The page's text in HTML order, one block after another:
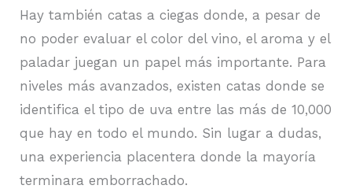
Hay también catas a ciegas donde, a pesar de
no poder evaluar el color del vino, el aroma y el
paladar juegan un papel más importante. Para
niveles más avanzados, existen catas donde se
identifica el tipo de uva entre las más de 10,000
que hay en todo el mundo. Sin lugar a dudas,
una experiencia placentera donde la mayoría
terminara emborrachado.